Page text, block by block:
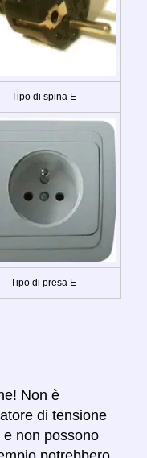
Tipo di spina E
Tipo di presa E
Non è
di tensione
non possono